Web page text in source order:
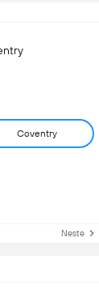
Coventry
Neste